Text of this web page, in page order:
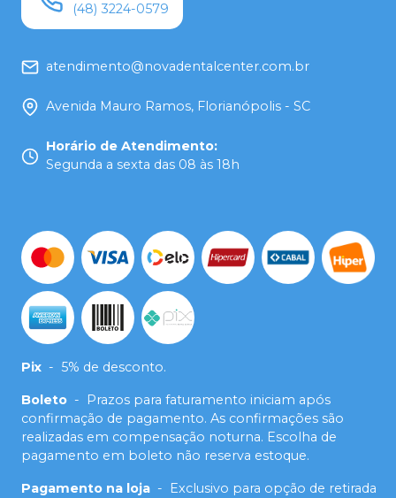
(48) 3224-0579
atendimento@novadentalcenter.com.br
Avenida Mauro Ramos, Florianópolis - SC
Horário de Atendimento:
Segunda a sexta das 08 às 18h
Pix - 5% de desconto.
Boleto -
Prazos para faturamento iniciam após
confirmação de pagamento. As confirmações são
realizadas em compensação noturna. Escolha de
pagamento em boleto não reserva estoque.
Pagamento na loja -
Exclusivo para opção de retirada